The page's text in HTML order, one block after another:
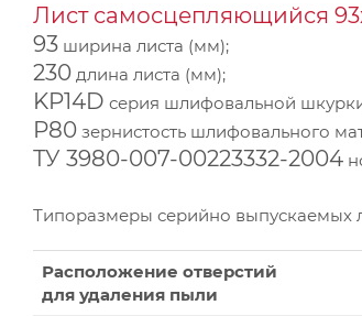
Лист самосцепляющийся
93 ширина листа (мм);
230 длина листа (мм);
KP14D серия шлифовальной
Р80 зернистость шлифовального
ТУ 3980-007-00223332-2004
Типоразмеры серийно выпускаемых
Расположение отверстий
для удаления пыли